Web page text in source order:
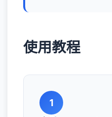
使用教程
1